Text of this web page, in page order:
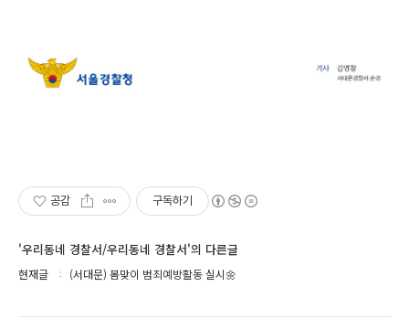
공감 구독하기
'우리동네 경찰서/우리동네 경찰서'의 다른글
현재글 (서대문) 봄맞이 범죄예방활동 실시🌼